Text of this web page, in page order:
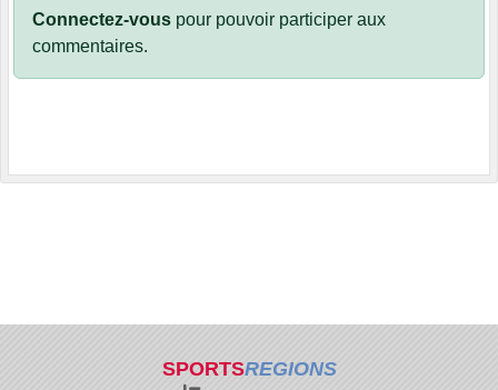
Connectez-vous pour pouvoir participer aux
commentaires.
SPORTSREGIONS